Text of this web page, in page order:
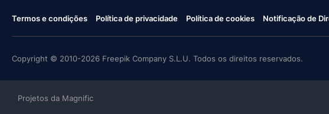
Termos e condições Política de privacidade Política de cookies Notificação de
Copyright © 2010-2026 Freepik Company S.L.U. Todos os direitos reservados.
Projetos da Magnific